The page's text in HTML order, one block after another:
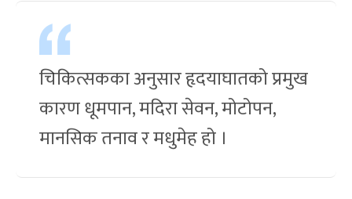
चिकित्सकका अनुसार हृदयाघातको प्रमुख
कारण धूमपान, मदिरा सेवन, मोटोपन,
मानसिक तनाव र मधुमेह हो ।